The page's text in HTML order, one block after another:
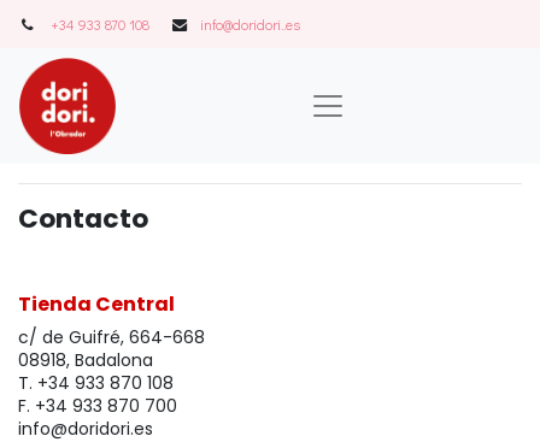
+34 933 870 108 info@doridori..es
Contacto
Tienda Central
c/ de Guifré, 664-668
08918, Badalona
T. +34 933 870 108
F. +34 933 870 700
info@doridori.es